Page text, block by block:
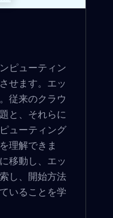
ピューティン
せます。エッ
従来のクラウ
と、それらに
ューティング
理解できま
移動し、エッ
し、開始方法
いることを学